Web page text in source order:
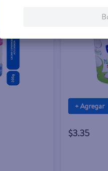
+ Agregar
$3.35